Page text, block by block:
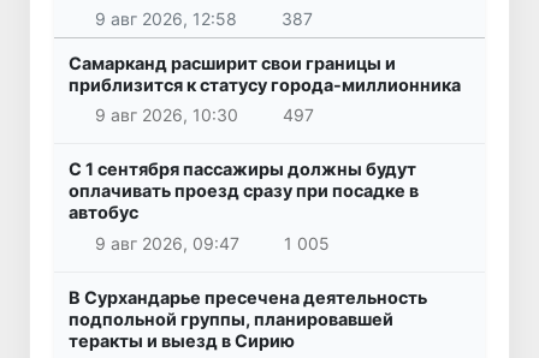
9 авг 2026, 12:58 387
Самарканд расширит свои границы и
приблизится к статусу города-миллионника
9 авг 2026, 10:30
497
С 1 сентября пассажиры должны будут
оплачивать проезд сразу при посадке в
автобус
9 авг 2026, 09:47
1 005
В Сурхандарье пресечена деятельность
подпольной группы, планировавшей
теракты и выезд в Сирию